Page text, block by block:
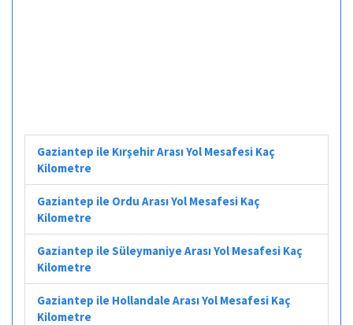
Gaziantep ile Kırşehir Arası Yol Mesafesi Kaç
Kilometre
Gaziantep ile Ordu Arası Yol Mesafesi Kaç
Kilometre
Gaziantep ile Süleymaniye Arası Yol Mesafesi Kaç
Kilometre
Gaziantep ile Hollandale Arası Yol Mesafesi Kaç
Kilometre